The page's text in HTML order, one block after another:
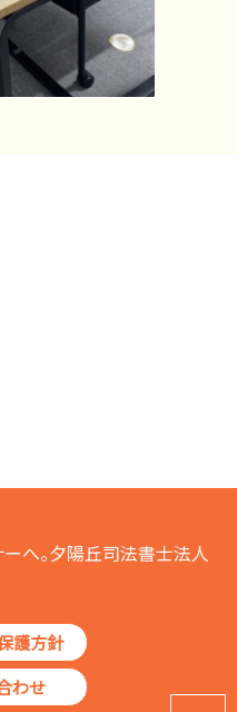
へ。夕陽丘司法書士法人
護方針
わせ